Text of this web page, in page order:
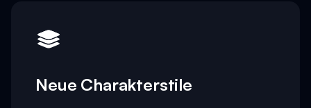
Neue Charakterstile